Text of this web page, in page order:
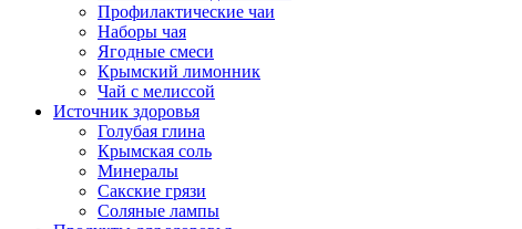
Профилактические чаи
Наборы чая
Ягодные смеси
Крымский лимонник
Чай с мелиссой
Источник здоровья
Голубая глина
Крымская соль
Минералы
Сакские грязи
Соляные лампы